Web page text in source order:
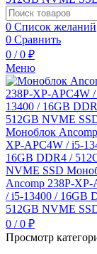
0 Список желаний
0 Сравнить
0 / 0 ₽
Меню
0 / 0 ₽
Просмотр